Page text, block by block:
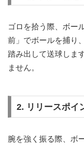
ゴロを拾う際、ボー
前」でボールを捕り
踏み出して送球しま
ません。
2. リリースポイ
腕を強く振る際、ボ